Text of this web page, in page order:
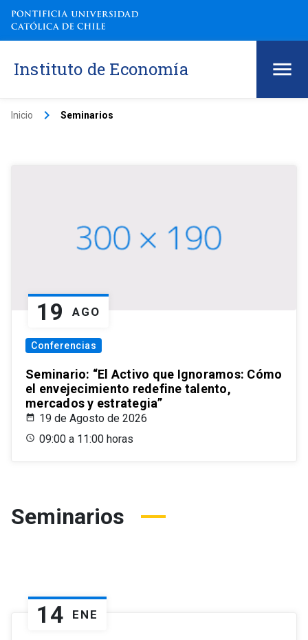
Instituto de Economía
Inicio keyboard_arrow_right Seminarios
19 AGO
Conferencias
Seminario: “El Activo que Ignoramos: Cómo
el envejecimiento redefine talento,
mercados y estrategia”
19 de Agosto de 2026
09:00 a 11:00 horas
Seminarios
14 ENE